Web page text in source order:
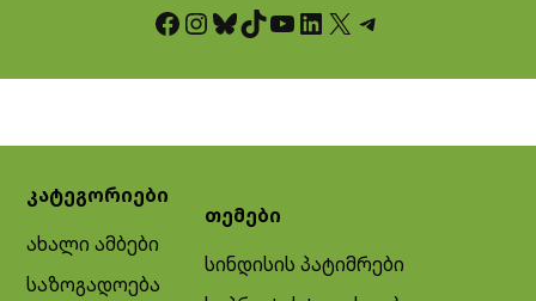
Facebook InstagramBluesky TikTok YouTube LinkedIn X Telegram
კატეგორიები
ახალი ამბები
საზოგადოება
თემები
სინდისის პატიმრები